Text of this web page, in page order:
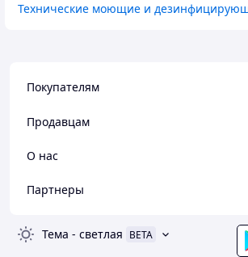
Технические моющие и
Покупателям
Продавцам
О нас
Партнеры
Тема - светлая BETA